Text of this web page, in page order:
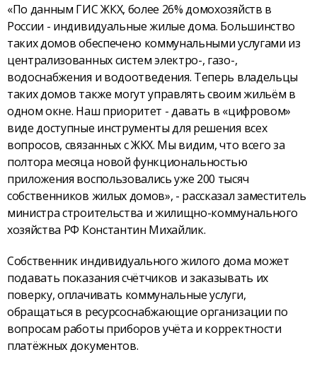
«По данным ГИС ЖКХ, более 26% домохозяйств в
России - индивидуальные жилые дома. Большинство
таких домов обеспечено коммунальными услугами из
централизованных систем электро-, газо-,
водоснабжения и водоотведения. Теперь владельцы
таких домов также могут управлять своим жильём в
одном окне. Наш приоритет - давать в «цифровом»
виде доступные инструменты для решения всех
вопросов, связанных с ЖКХ. Мы видим, что всего за
полтора месяца новой функциональностью
приложения воспользовались уже 200 тысяч
собственников жилых домов», - рассказал заместитель
министра строительства и жилищно-коммунального
хозяйства РФ Константин Михайлик.
Собственник индивидуального жилого дома может
подавать показания счётчиков и заказывать их
поверку, оплачивать коммунальные услуги,
обращаться в ресурсоснабжающие организации по
вопросам работы приборов учёта и корректности
платёжных документов.